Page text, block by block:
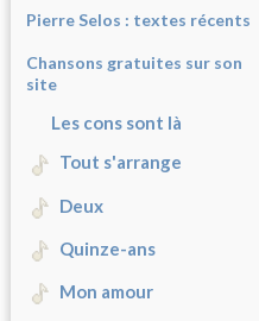
Pierre Selos : textes récents
Chansons gratuites sur son
site
Les cons sont là
Tout s'arrange
Deux
Quinze-ans
Mon amour